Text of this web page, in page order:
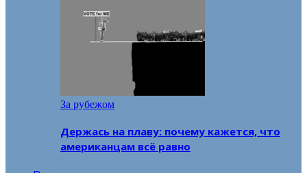
За рубежом
Держась на плаву: почему кажется, что
американцам всё равно